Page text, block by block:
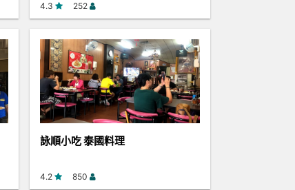
4.3 252
詠順小吃 泰國料理
4.2 850